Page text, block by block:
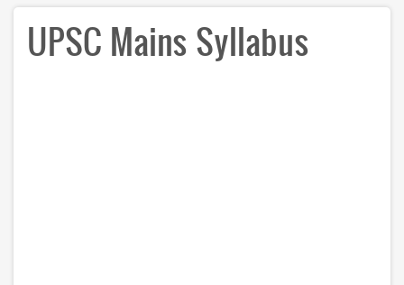
UPSC Mains Syllabus